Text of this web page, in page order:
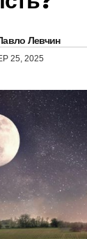
Левчин
25, 2025